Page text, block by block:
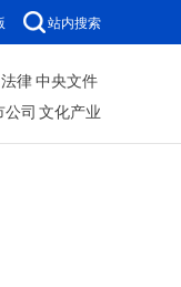
站内搜索
法律中央文件
公司 文化产业